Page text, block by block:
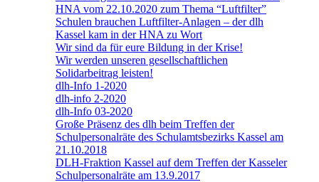
HNA vom 22.10.2020 zum Thema “Luftfilter”
Schulen brauchen Luftfilter-Anlagen – der dlh
Kassel kam in der HNA zu Wort
Wir sind da für eure Bildung in der Krise!
Wir werden unseren gesellschaftlichen
Solidarbeitrag leisten!
dlh-Info 1-2020
dlh-info 2-2020
dlh-Info 03-2020
Große Präsenz des dlh beim Treffen der
Schulpersonalräte des Schulamtsbezirks Kassel am
21.10.2018
DLH-Fraktion Kassel auf dem Treffen der Kasseler
Schulpersonalräte am 13.9.2017